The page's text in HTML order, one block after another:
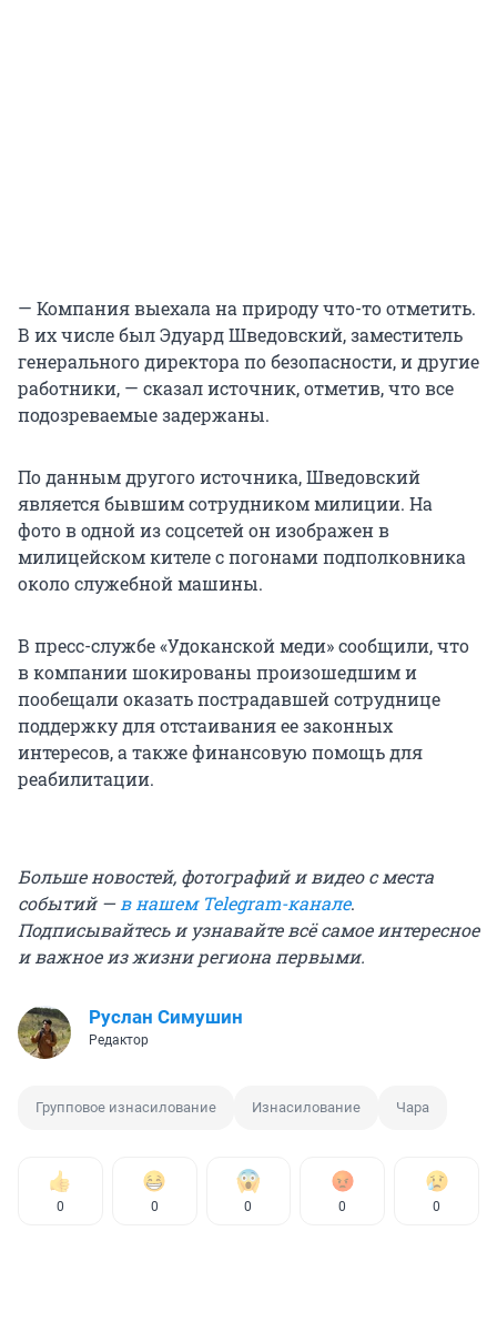
— Компания выехала на природу что-то отметить.
В их числе был Эдуард Шведовский, заместитель
генерального директора по безопасности, и другие
работники, — сказал источник, отметив, что все
подозреваемые задержаны.
По данным другого источника, Шведовский
является бывшим сотрудником милиции. На
фото в одной из соцсетей он изображен в
милицейском кителе с погонами подполковника
около служебной машины.
В пресс-службе «Удоканской меди» сообщили, что
в компании шокированы произошедшим и
пообещали оказать пострадавшей сотруднице
поддержку для отстаивания ее законных
интересов, а также финансовую помощь для
реабилитации.
Больше новостей, фотографий и видео с места
событий —в нашем Telegram-канале.
Подписывайтесь и узнавайте всё самое интересное
и важное из жизни региона первыми.
Руслан Симушин
Редактор
Групповое изнасилование Изнасилование Чара
0 0 0 0 0